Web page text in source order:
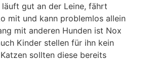
gut an der Leine, fährt
mit und kann problemlos allein
mit anderen Hunden ist Nox
Kinder stellen für ihn kein
sollten diese bereits